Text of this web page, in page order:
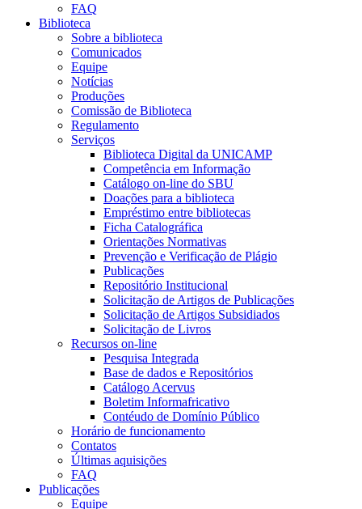
FAQ
Biblioteca
Sobre a biblioteca
Comunicados
Equipe
Notícias
Produções
Comissão de Biblioteca
Regulamento
Serviços
Biblioteca Digital da UNICAMP
Competência em Informação
Catálogo on-line do SBU
Doações para a biblioteca
Empréstimo entre bibliotecas
Ficha Catalográfica
Orientações Normativas
Prevenção e Verificação de Plágio
Publicações
Repositório Institucional
Solicitação de Artigos de Publicações
Solicitação de Artigos Subsidiados
Solicitação de Livros
Recursos on-line
Pesquisa Integrada
Base de dados e Repositórios
Catálogo Acervus
Boletim Informafricativo
Contéudo de Domínio Público
Horário de funcionamento
Contatos
Últimas aquisições
FAQ
Publicações
Equipe